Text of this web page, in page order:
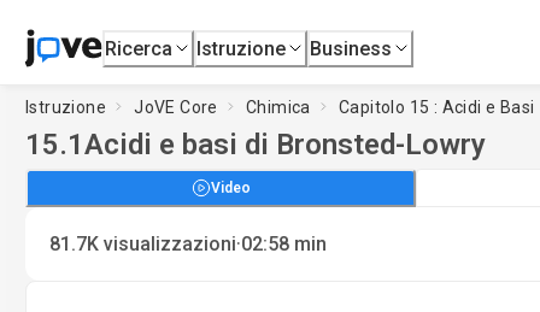
Ricerca Istruzione Business
Istruzione JoVE Core Chimica Capitolo 15 : Acidi e Basi
15.1Acidi e basi di Bronsted-Lowry
Video
81.7K visualizzazioni·02:58 min